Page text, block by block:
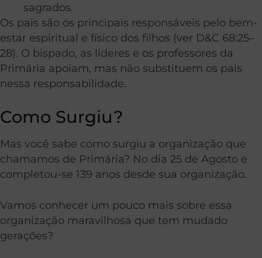
sagrados.
Os pais são os principais responsáveis pelo bem-
estar espiritual e físico dos filhos (ver D&C 68:25–
28). O bispado, as líderes e os professores da
Primária apoiam, mas não substituem os pais
nessa responsabilidade.
Como Surgiu?
Mas você sabe como surgiu a organização que
chamamos de Primária? No dia 25 de Agosto e
completou-se 139 anos desde sua organização.
Vamos conhecer um pouco mais sobre essa
organização maravilhosa que tem mudado
gerações?